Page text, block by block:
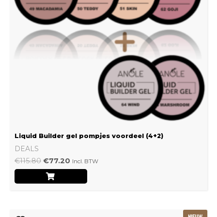
Liquid Builder gel pompjes voordeel (4+2)
DEALS
€115.80 €77.20 Incl. BTW